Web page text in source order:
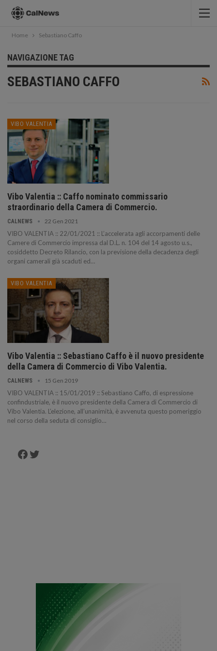
Home Sebastiano Caffo
NAVIGAZIONE TAG
SEBASTIANO CAFFO
VIBO VALENTIA
Vibo Valentia :: Caffo nominato commissario
straordinario della Camera di Commercio.
CALNEWS 22 Gen 2021
VIBO VALENTIA :: 22/01/2021 :: L’accelerata agli accorpamenti delle
Camere di Commercio impressa dal D.L. n. 104 del 14 agosto u.s.,
cosiddetto Decreto Rilancio, con la previsione della decadenza degli
organi camerali già scaduti ed…
VIBO VALENTIA
Vibo Valentia :: Sebastiano Caffo è il nuovo presidente
della Camera di Commercio di Vibo Valentia.
CALNEWS 15 Gen 2019
VIBO VALENTIA :: 15/01/2019 :: Sebastiano Caffo, di espressione
confindustriale, è il nuovo presidente della Camera di Commercio di
Vibo Valentia. L’elezione, all’unanimità, è avvenuta questo pomeriggio
nel corso della seduta di consiglio…
Facebook
Twitter